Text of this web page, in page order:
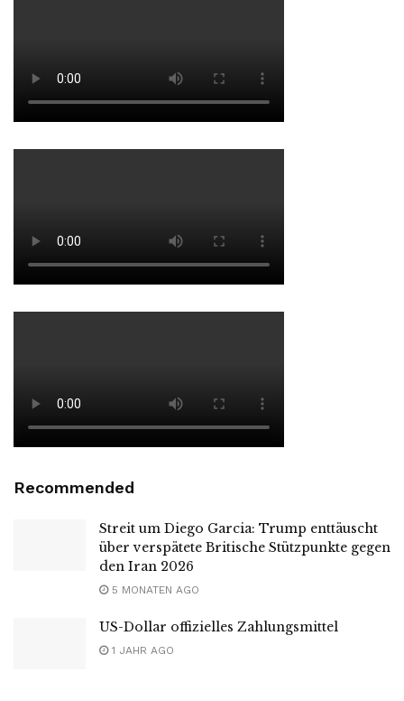
Recommended
Streit um Diego Garcia: Trump enttäuscht
über verspätete Britische Stützpunkte gegen
den Iran 2026
5 MONATEN AGO
US-Dollar offizielles Zahlungsmittel
1 JAHR AGO